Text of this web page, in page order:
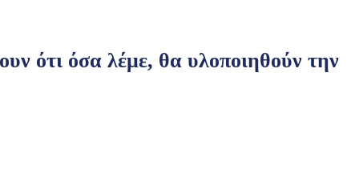
ότι όσα λέμε, θα υλοποιηθούν την